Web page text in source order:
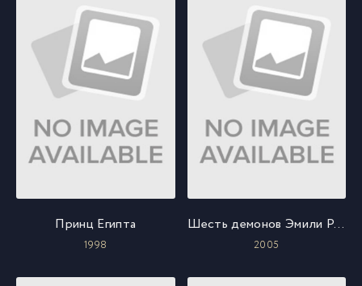
Принц Египта
1998
Шесть демонов Эмили Роуз
2005